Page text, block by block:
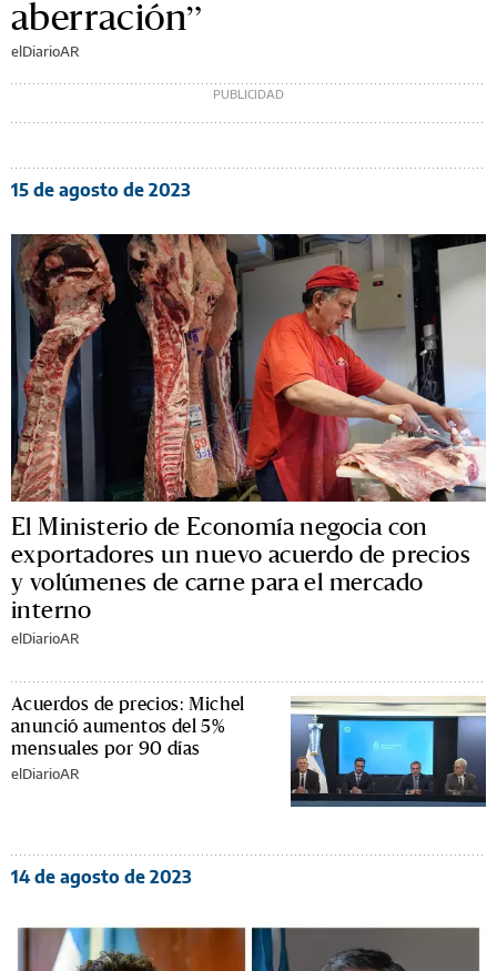
aberración”
elDiarioAR
15 de agosto de 2023
El Ministerio de Economía negocia con
exportadores un nuevo acuerdo de precios
y volúmenes de carne para el mercado
interno
elDiarioAR
Acuerdos de precios: Michel
anunció aumentos del 5%
mensuales por 90 días
elDiarioAR
14 de agosto de 2023